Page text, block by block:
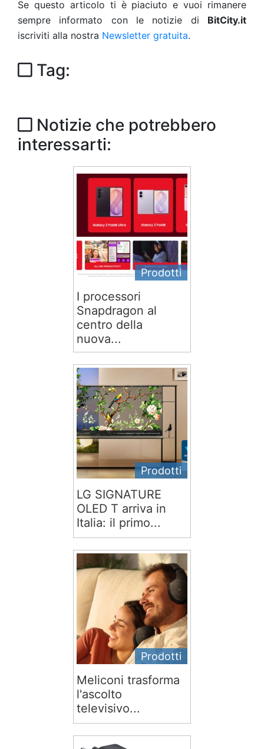
Se questo articolo ti è piaciuto e vuoi rimanere
sempre informato con le notizie di BitCity.it
iscriviti alla nostra Newsletter gratuita.
Tag:
Notizie che potrebbero
interessarti:
Prodotti
I processori
Snapdragon al
centro della
nuova...
Prodotti
LG SIGNATURE
OLED T arriva in
Italia: il primo...
Prodotti
Meliconi trasforma
l'ascolto
televisivo...